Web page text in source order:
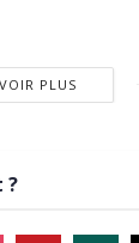
VOIR PLUS
?